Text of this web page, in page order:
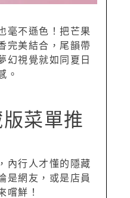
毫不遜色！把芒果
完美結合，尾韻帶
幻視覺就如同夏日
。
菜單推
內行人才懂的隱藏
是網友，或是店員
嚐鮮！